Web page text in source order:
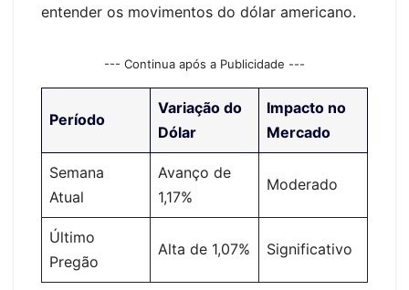
entender os movimentos do dólar americano.
--- Continua após a Publicidade ---
Período
Variação do
Dólar
Impacto no
Mercado
Semana
Atual
Avanço de
1,17%
Moderado
Último
Pregão
Alta de 1,07% Significativo